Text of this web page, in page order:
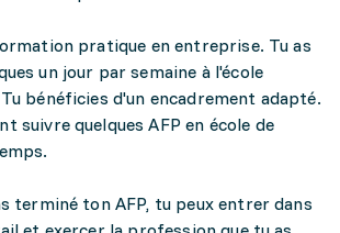
pratique en entreprise. Tu as
un jour par semaine à l'école
bénéficies d'un encadrement adapté.
suivre quelques AFP en école de
terminé ton AFP, tu peux entrer dans